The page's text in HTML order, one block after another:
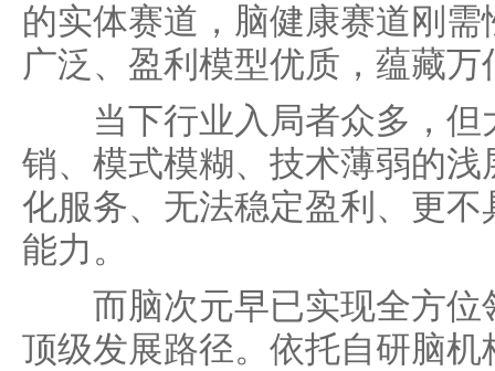
的实体赛道，脑健康赛道刚
广泛、盈利模型优质，蕴藏
当下行业入局者众多，但
销、模式模糊、技术薄弱的
化服务、无法稳定盈利、更
能力。
而脑次元早已实现全方位
顶级发展路径。依托自研脑